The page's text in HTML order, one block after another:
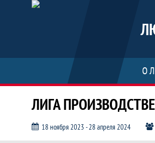
О
ЛИГА
18 ноября 2023 - 28 апреля 2024